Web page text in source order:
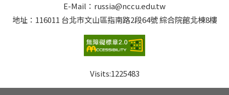
E-Mail：russia@nccu.edu.tw
地址：116011 台北市文山區指南路2段64號 綜合院館北棟8樓
Visits:1225483